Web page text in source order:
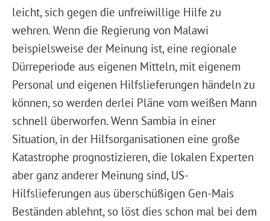
leicht, sich gegen die unfreiwillige Hilfe zu
wehren. Wenn die Regierung von Malawi
beispielsweise der Meinung ist, eine regionale
Dürreperiode aus eigenen Mitteln, mit eigenem
Personal und eigenen Hilfslieferungen händeln zu
können, so werden derlei Pläne vom weißen Mann
schnell überworfen. Wenn Sambia in einer
Situation, in der Hilfsorganisationen eine große
Katastrophe prognostizieren, die lokalen Experten
aber ganz anderer Meinung sind, US-
Hilfslieferungen aus überschüßigen Gen-Mais
Beständen ablehnt, so löst dies schon mal bei dem